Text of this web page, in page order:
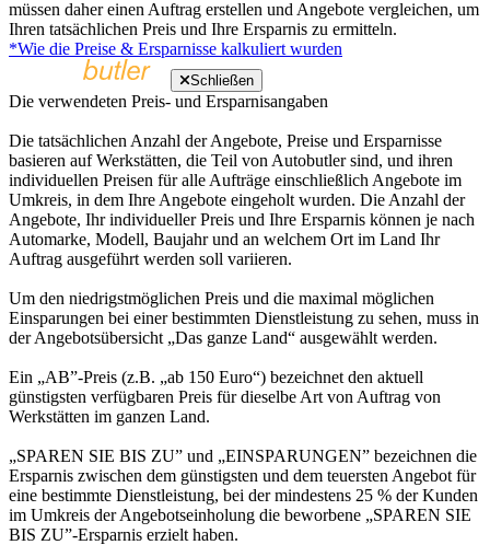
müssen daher einen Auftrag erstellen und Angebote vergleichen, um
Ihren tatsächlichen Preis und Ihre Ersparnis zu ermitteln.
*Wie die Preise & Ersparnisse kalkuliert wurden
Schließen
Die verwendeten Preis- und Ersparnisangaben
Die tatsächlichen Anzahl der Angebote, Preise und Ersparnisse
basieren auf Werkstätten, die Teil von Autobutler sind, und ihren
individuellen Preisen für alle Aufträge einschließlich Angebote im
Umkreis, in dem Ihre Angebote eingeholt wurden. Die Anzahl der
Angebote, Ihr individueller Preis und Ihre Ersparnis können je nach
Automarke, Modell, Baujahr und an welchem Ort im Land Ihr
Auftrag ausgeführt werden soll variieren.
Um den niedrigstmöglichen Preis und die maximal möglichen
Einsparungen bei einer bestimmten Dienstleistung zu sehen, muss in
der Angebotsübersicht „Das ganze Land“ ausgewählt werden.
Ein „AB”-Preis (z.B. „ab 150 Euro“) bezeichnet den aktuell
günstigsten verfügbaren Preis für dieselbe Art von Auftrag von
Werkstätten im ganzen Land.
„SPAREN SIE BIS ZU” und „EINSPARUNGEN” bezeichnen die
Ersparnis zwischen dem günstigsten und dem teuersten Angebot für
eine bestimmte Dienstleistung, bei der mindestens 25 % der Kunden
im Umkreis der Angebotseinholung die beworbene „SPAREN SIE
BIS ZU”-Ersparnis erzielt haben.